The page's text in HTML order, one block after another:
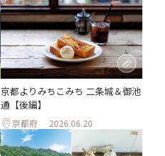
京都よりみちこみち 二条城＆御池
通【後編】
京都府 2026.06.20